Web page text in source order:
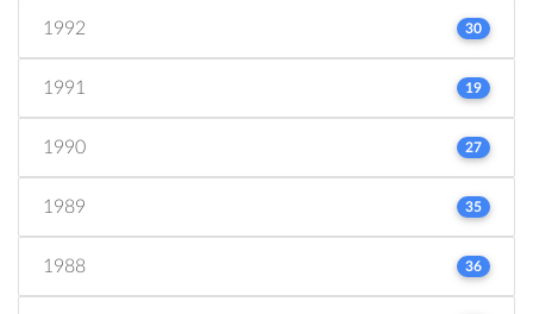
1992 30
1991 19
1990 27
1989 35
1988 36